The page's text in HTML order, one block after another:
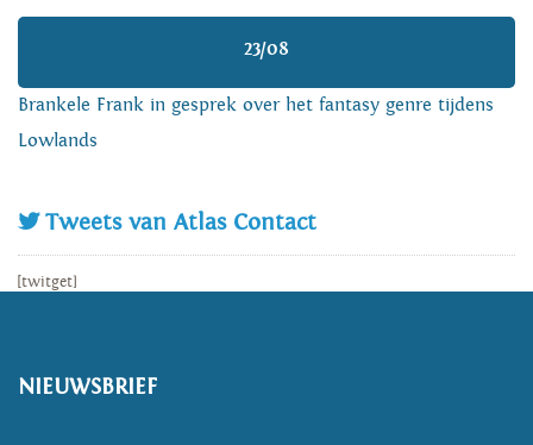
23/08
Brankele Frank in gesprek over het fantasy genre tijdens
Lowlands
Tweets van Atlas Contact
[twitget]
NIEUWSBRIEF